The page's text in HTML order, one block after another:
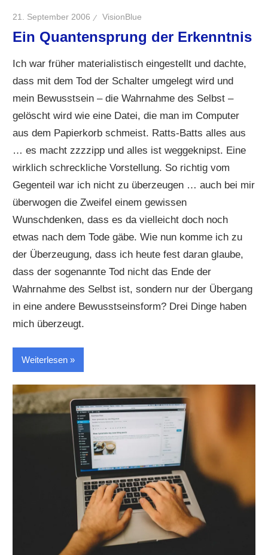
21. September 2006 VisionBlue
Ein Quantensprung der Erkenntnis
Ich war früher materialistisch eingestellt und dachte,
dass mit dem Tod der Schalter umgelegt wird und
mein Bewusstsein – die Wahrnahme des Selbst –
gelöscht wird wie eine Datei, die man im Computer
aus dem Papierkorb schmeist. Ratts-Batts alles aus
… es macht zzzzipp und alles ist weggeknipst. Eine
wirklich schreckliche Vorstellung. So richtig vom
Gegenteil war ich nicht zu überzeugen … auch bei mir
überwogen die Zweifel einem gewissen
Wunschdenken, dass es da vielleicht doch noch
etwas nach dem Tode gäbe. Wie nun komme ich zu
der Überzeugung, dass ich heute fest daran glaube,
dass der sogenannte Tod nicht das Ende der
Wahrnahme des Selbst ist, sondern nur der Übergang
in eine andere Bewusstseinsform? Drei Dinge haben
mich überzeugt.
Weiterlesen